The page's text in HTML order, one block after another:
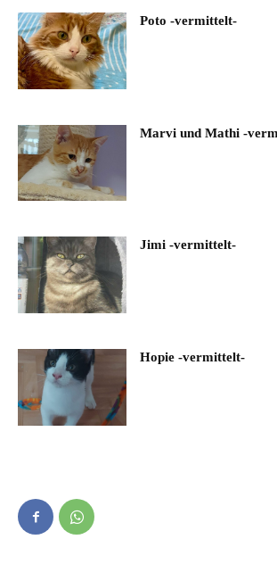
Poto -vermittelt-
Marvi und Mathi -
Jimi -vermittelt-
Hopie -vermittelt-